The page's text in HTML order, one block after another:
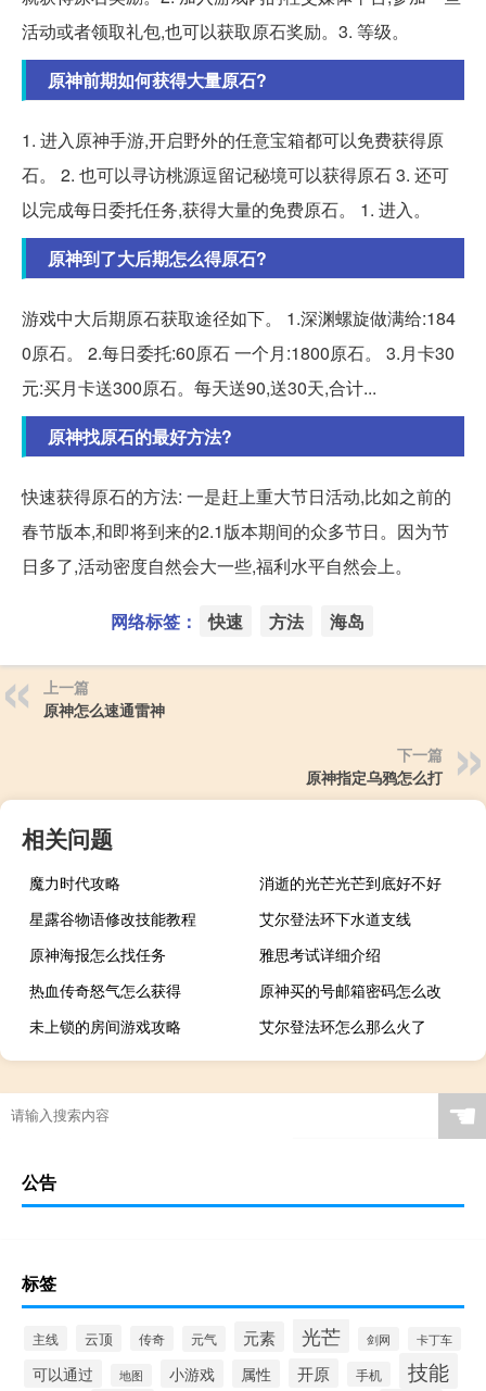
活动或者领取礼包,也可以获取原石奖励。3. 等级。
原神前期如何获得大量原石?
1. 进入原神手游,开启野外的任意宝箱都可以免费获得原
石。 2. 也可以寻访桃源逗留记秘境可以获得原石 3. 还可
以完成每日委托任务,获得大量的免费原石。 1. 进入。
原神到了大后期怎么得原石?
游戏中大后期原石获取途径如下。 1.深渊螺旋做满给:184
0原石。 2.每日委托:60原石 一个月:1800原石。 3.月卡30
元:买月卡送300原石。每天送90,送30天,合计...
原神找原石的最好方法?
快速获得原石的方法: 一是赶上重大节日活动,比如之前的
春节版本,和即将到来的2.1版本期间的众多节日。因为节
日多了,活动密度自然会大一些,福利水平自然会上。
网络标签： 快速 方法 海岛
上一篇
原神怎么速通雷神
下一篇
原神指定乌鸦怎么打
相关问题
魔力时代攻略
消逝的光芒光芒到底好不好
星露谷物语修改技能教程
艾尔登法环下水道支线
原神海报怎么找任务
雅思考试详细介绍
热血传奇怒气怎么获得
原神买的号邮箱密码怎么改
未上锁的房间游戏攻略
艾尔登法环怎么那么火了
☚
公告
标签
主线 云顶 传奇 元气 元素 光芒 剑网 卡丁车
可以通过 地图 小游戏 属性 开原 手机
技能